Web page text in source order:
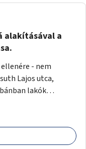
alakításával a
- nem
Lajos utca,
lakók
és óvoda is van a
ha a 178-as